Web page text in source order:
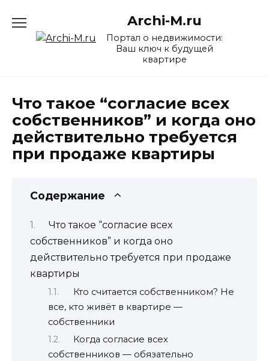
содержанию
Archi-M.ru
Портал о недвижимости:
Ваш ключ к будущей
квартире
Что такое “согласие всех
собственников” и когда оно
действительно требуется
при продаже квартиры
Содержание
Что такое “согласие всех
собственников” и когда оно
действительно требуется при продаже
квартиры
Кто считается собственником? Не
все, кто живёт в квартире —
собственники
Когда согласие всех
собственников — обязательно